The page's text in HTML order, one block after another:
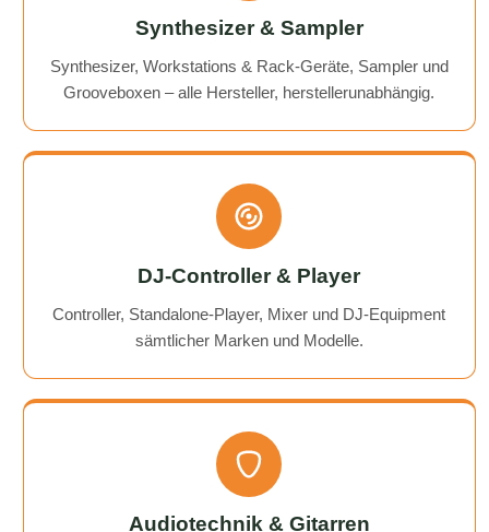
Synthesizer & Sampler
Synthesizer, Workstations & Rack-Geräte, Sampler und
Grooveboxen – alle Hersteller, herstellerunabhängig.
DJ-Controller & Player
Controller, Standalone-Player, Mixer und DJ-Equipment
sämtlicher Marken und Modelle.
Audiotechnik & Gitarren